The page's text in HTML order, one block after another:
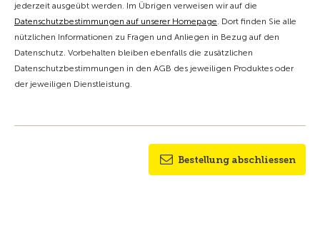
jederzeit ausgeübt werden. Im Übrigen verweisen wir auf die
Datenschutzbestimmungen auf unserer Homepage. Dort finden Sie alle
nützlichen Informationen zu Fragen und Anliegen in Bezug auf den
Datenschutz. Vorbehalten bleiben ebenfalls die zusätzlichen
Datenschutzbestimmungen in den AGB des jeweiligen Produktes oder
der jeweiligen Dienstleistung.
Bestellung abschliessen